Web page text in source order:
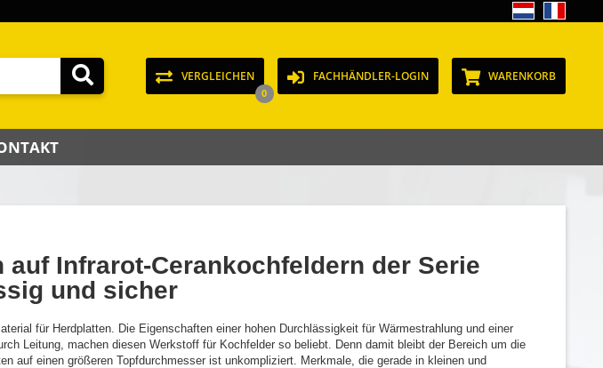
VERGLEICHEN
0
FACHHÄNDLER-LOGIN WARENKORB
auf Infrarot-Cerankochfeldern der Serie
und sicher
für Herdplatten. Die Eigenschaften einer hohen Durchlässigkeit für Wärmestrahlung und einer
Leitung, machen diesen Werkstoff für Kochfelder so beliebt. Denn damit bleibt der Bereich um die
auf einen größeren Topfdurchmesser ist unkompliziert. Merkmale, die gerade in kleinen und